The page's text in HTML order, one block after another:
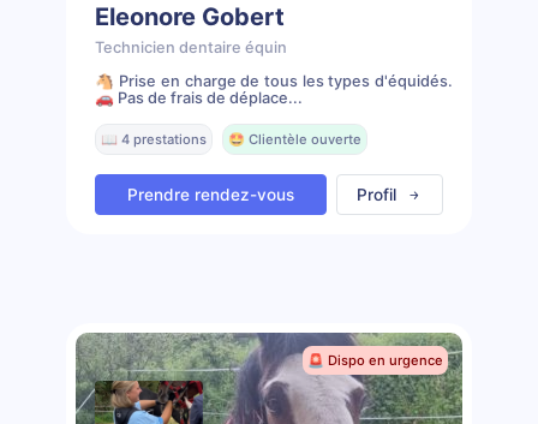
Eleonore Gobert
Technicien dentaire équin
🐴 Prise en charge de tous les types d'équidés.
🚗 Pas de frais de déplace...
📖 4 prestations 🤩 Clientèle ouverte
Prendre rendez-vous Profil
🚨 Dispo en urgence